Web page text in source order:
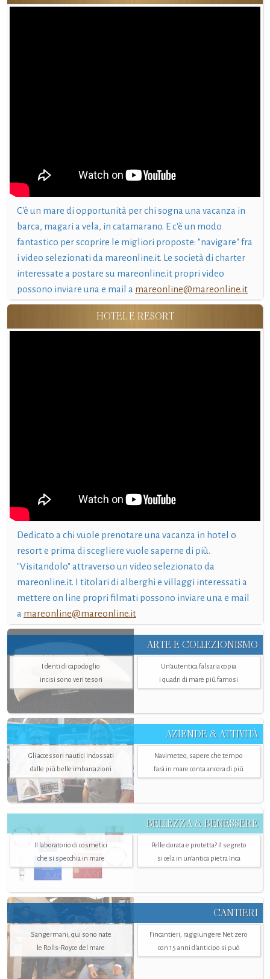
C'è un mare di opportunità per chi sogna una vacanza in
barca, magari a vela, in catamarano. E c'è un modo
fantastico per scoprire le migliori proposte: "navigare" fra
i video selezionati da mareonline.it. Le società di charter
interessate a postare su mareonline.it propri video
possono inviare una e mail a mareonline@mareonline.it
HOTEL E RESORT
Dedicato a chi vuole prenotare una vacanza in hotel o
resort e prima di scegliere vuole saperne di più.
"Visitandolo" attraverso un video selezionato da
mareonline.it. I titolari di alberghi e villaggi interessati a
mettere on line propri filmati possono inviare una e mail
a mareonline@mareonline.it
ARTE E COLLEZIONISMO
I denti di capodoglio
incisi sono veri tesori
Un’autentica falsaria copia
i quadri di mare più famosi
AZIENDE & ATTIVITÀ
Gli accessori nautici indossati
dalle più belle imbarcazioni
Navimeteo, sapere che tempo
farà in mare conta ancora di più
BELLEZZA & BENESSERE
Il laboratorio di cosmetici
che si specchia in mare
Pelle dorata e protetta? Il segreto
si cela in un’antica pietra Inca
CANTIERI
Sangermani, qui sono nate
le Rolls-Royce del mare
Fincantieri, raggiungere Net zero
con 15 anni d'anticipo si può